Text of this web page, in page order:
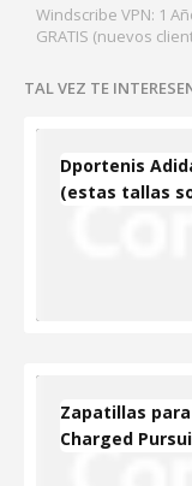
Windscribe VPN: 1
GRATIS (nuevos
TAL VEZ TE
Dportenis
(estas tallas
Zapatillas
Charged